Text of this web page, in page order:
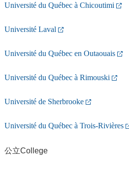
Université du Québec à Chicoutimi
Université Laval
Université du Québec en Outaouais
Université du Québec à Rimouski
Université de Sherbrooke
Université du Québec à Trois-Rivières
公立College